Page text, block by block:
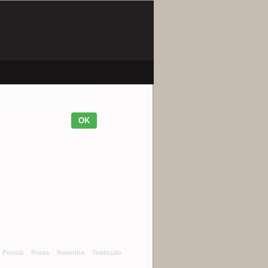
Poesia Prosa Resenha Tradução